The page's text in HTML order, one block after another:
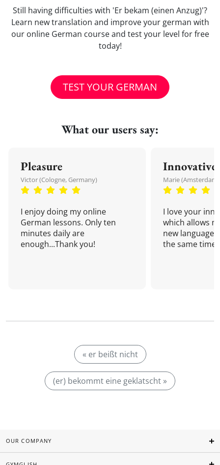
Still having difficulties with 'Er bekam (einen Anzug)'?
Learn new translation and improve your german with
our online German course and test your level for free
today!
TEST YOUR GERMAN
What our users say:
Pleasure
Victor (Cologne, Germany)
I enjoy doing my online
German lessons. Only ten
minutes daily are
enough...Thank you!
Innovative
Marie
I love your
which allows
new language
the same time!
« er beißt nicht
(er) bekommt eine geklatscht »
OUR COMPANY